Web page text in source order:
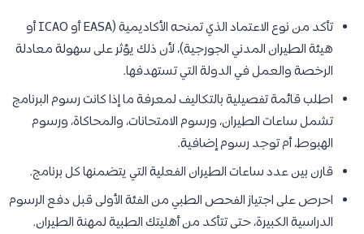
تأكد من نوع الاعتماد الذي تمنحه الأكاديمية (EASA أو ICAO أو
هيئة الطيران المدني الجورجية)، لأن ذلك يؤثر على سهولة معادلة
الرخصة والعمل في الدولة التي تستهدفها.
اطلب قائمة تفصيلية بالتكاليف لمعرفة ما إذا كانت رسوم البرنامج
تشمل ساعات الطيران، ورسوم الامتحانات، والمحاكاة، ورسوم
الهبوط، أم توجد رسوم إضافية.
قارن بين عدد ساعات الطيران الفعلية التي يتضمنها كل برنامج.
احرص على اجتياز الفحص الطبي من الفئة الأولى قبل دفع الرسوم
الدراسية الكبيرة، حتى تتأكد من أهليتك الطبية لمهنة الطيران.